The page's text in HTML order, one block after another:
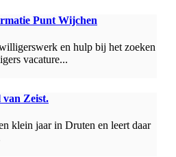
Punt Wijchen
en hulp bij het zoeken
vacature...
van Zeist.
klein jaar in Druten en leert daar